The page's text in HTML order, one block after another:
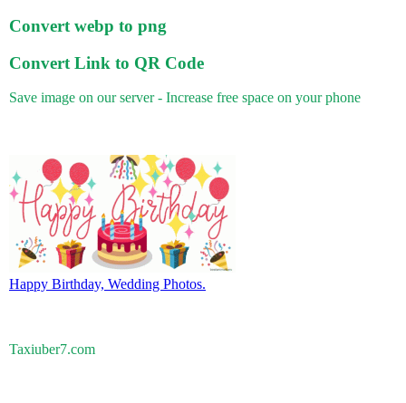
Convert webp to png
Convert Link to QR Code
Save image on our server - Increase free space on your phone
Happy Birthday, Wedding Photos.
Taxiuber7.com